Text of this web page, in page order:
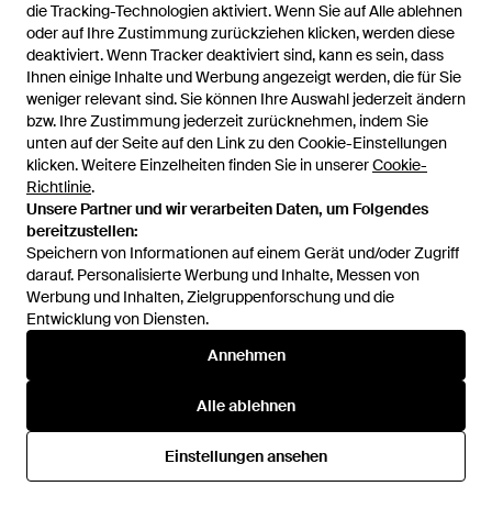
die Tracking-Technologien aktiviert. Wenn Sie auf Alle ablehnen
oder auf Ihre Zustimmung zurückziehen klicken, werden diese
deaktiviert. Wenn Tracker deaktiviert sind, kann es sein, dass
Ihnen einige Inhalte und Werbung angezeigt werden, die für Sie
weniger relevant sind. Sie können Ihre Auswahl jederzeit ändern
bzw. Ihre Zustimmung jederzeit zurücknehmen, indem Sie
unten auf der Seite auf den Link zu den Cookie-Einstellungen
klicken. Weitere Einzelheiten finden Sie in unsererCookie-
Richtlinie.
Unsere Partner und wir verarbeiten Daten, um Folgendes
bereitzustellen:
Speichern von Informationen auf einem Gerät und/oder Zugriff
darauf. Personalisierte Werbung und Inhalte, Messen von
Werbung und Inhalten, Zielgruppenforschung und die
Entwicklung von Diensten.
Annehmen
Alle ablehnen
Einstellungen ansehen
die Tracking-Technologien aktiviert. Wenn Sie auf Alle ablehnen
oder auf Ihre Zustimmung zurückziehen klicken, werden diese
deaktiviert. Wenn Tracker deaktiviert sind, kann es sein, dass
Ihnen einige Inhalte und Werbung angezeigt werden, die für Sie
weniger relevant sind. Sie können Ihre Auswahl jederzeit ändern
bzw. Ihre Zustimmung jederzeit zurücknehmen, indem Sie
unten auf der Seite auf den Link zu den Cookie-Einstellungen
klicken. Weitere Einzelheiten finden Sie in unsererCookie-
Richtlinie.
Unsere Partner und wir verarbeiten Daten, um Folgendes
bereitzustellen:
Speichern von Informationen auf einem Gerät und/oder Zugriff
darauf. Personalisierte Werbung und Inhalte, Messen von
Werbung und Inhalten, Zielgruppenforschung und die
Entwicklung von Diensten.
Annehmen
Alle ablehnen
Einstellungen ansehen
493 €
Dior
Mokassin - Schwarz
395 €
Dior
Von